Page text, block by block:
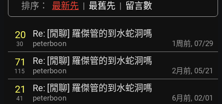
排序： 最新先 | 最舊先 | 留言數
20
30
Re: [閒聊] 羅傑管的到水蛇洞嗎
peterboon 1周前, 07/29
71
115
Re: [閒聊] 羅傑管的到水蛇洞嗎
peterboon 2月前, 05/21
21
41
Re: [閒聊] 羅傑管的到水蛇洞嗎
peterboon 6月前, 02/01